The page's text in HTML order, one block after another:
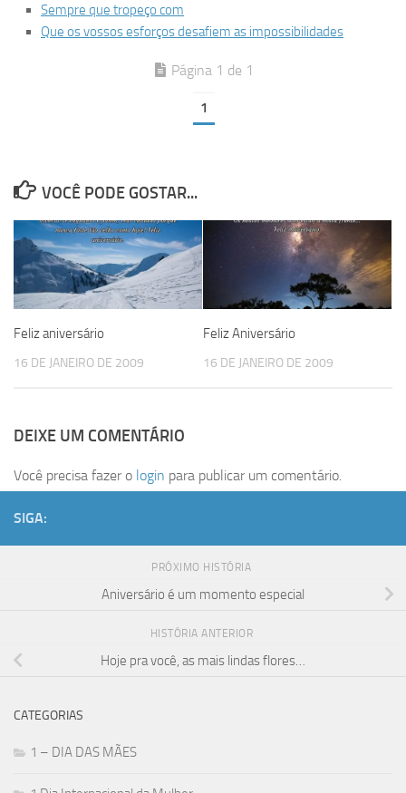
Sempre que tropeço com
Que os vossos esforços desafiem as impossibilidades
Página 1 de 1
1
VOCÊ PODE GOSTAR...
Feliz aniversário
16 DE JANEIRO DE 2009
Feliz Aniversário
16 DE JANEIRO DE 2009
DEIXE UM COMENTÁRIO
Você precisa fazer o login para publicar um comentário.
SIGA:
PRÓXIMO HISTÓRIA
Aniversário é um momento especial
HISTÓRIA ANTERIOR
Hoje pra você, as mais lindas flores…
CATEGORIAS
1 – DIA DAS MÃES